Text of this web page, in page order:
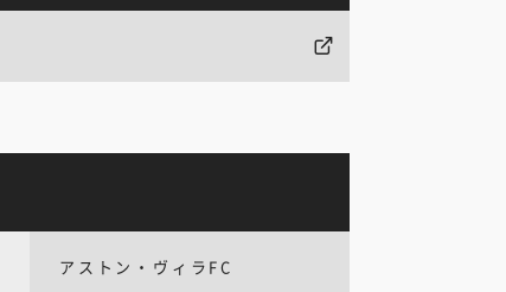
アストン・ヴィラFC